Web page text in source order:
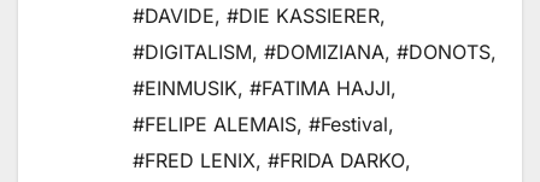
#DAVIDE, #DIE KASSIERER,
#DIGITALISM, #DOMIZIANA, #DONOTS,
#EINMUSIK, #FATIMA HAJJI,
#FELIPE ALEMAIS, #Festival,
#FRED LENIX, #FRIDA DARKO,